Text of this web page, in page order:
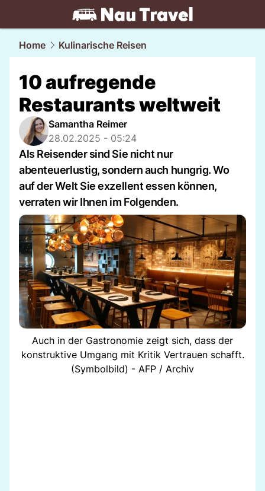
travel.NAU.ch
Home Kulinarische Reisen
10 aufregende
Restaurants weltweit
Samantha Reimer
28.02.2025 - 05:24
Als Reisender sind Sie nicht nur
abenteuerlustig, sondern auch hungrig. Wo
auf der Welt Sie exzellent essen können,
verraten wir Ihnen im Folgenden.
Auch in der Gastronomie zeigt sich, dass der
konstruktive Umgang mit Kritik Vertrauen schafft.
(Symbolbild) - AFP / Archiv